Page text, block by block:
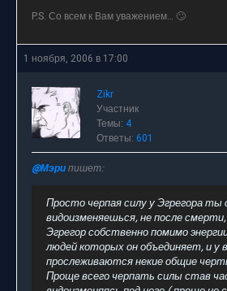
P.S. Со всем к Вам уважением… 🙄
1 ноября, 2006 в 17:00
Zikr
Участник
Темы: 4
Ответы: 601
@Мэрипишет:
Просто черпая силу у Эгрегора ты
видоизменяешься, не после смерти,
Эгрегор собственно помимо
людей которых он объединяет, и у
прослеживаются некие общие
Проще всего черпать силы став